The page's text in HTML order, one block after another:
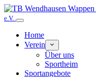
e.V.
Home
Verein
Über uns
Sportheim
Sportangebote